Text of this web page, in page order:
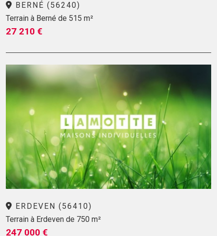
BERNÉ (56240)
Terrain à Berné de 515 m²
27 210 €
ERDEVEN (56410)
Terrain à Erdeven de 750 m²
247 000 €